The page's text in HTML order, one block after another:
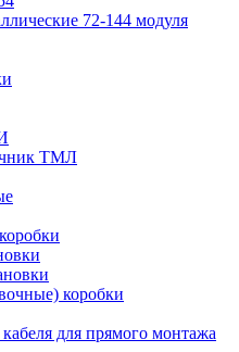
72-144 модуля
ТМЛ
коробки
для прямого монтажа